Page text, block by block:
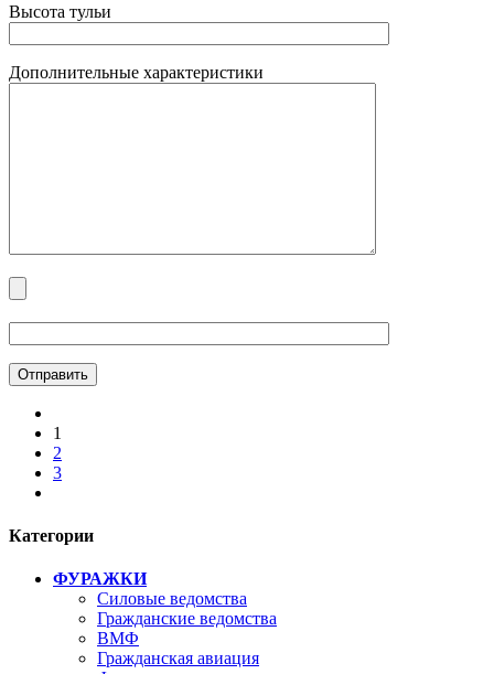
Высота тульи
Дополнительные характеристики
1
2
3
Категории
ФУРАЖКИ
Силовые ведомства
Гражданские ведомства
ВМФ
Гражданская авиация